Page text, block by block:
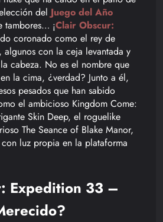
del Juego del Año
tambores… ¡Clair Obscur:
coronado como el rey de
con la ceja levantada y
cabeza. No es el nombre que
la cima, ¿verdad? Junto a él,
pesados que han sabido
el ambicioso Kingdom Come:
Skin Deep, el roguelike
The Seance of Blake Manor,
luz propia en la plataforma
Expedition 33 –